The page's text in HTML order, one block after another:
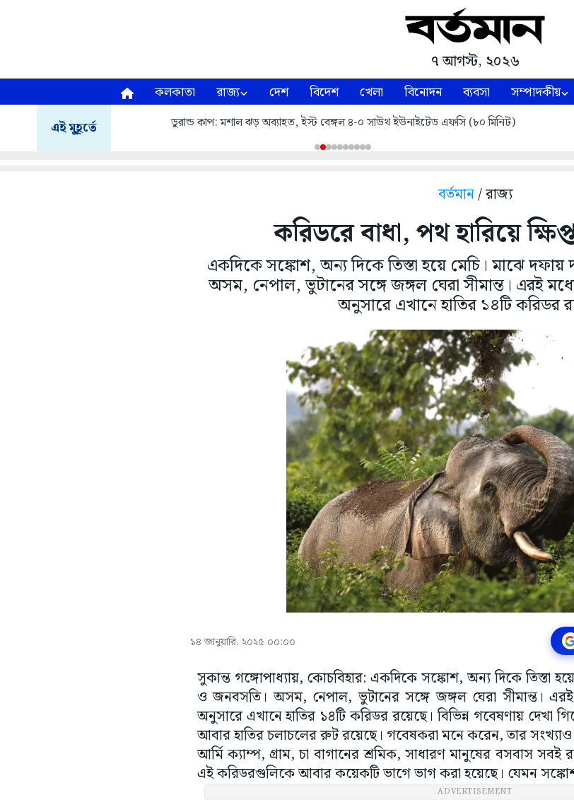
৭ আগস্ট, ২০২৬
কলকাতা রাজ্য দেশ বিদেশ খেলা বিনোদন ব্যবসা সম্পাদকীয়
এই মুহূর্তে ডুরান্ড কাপ: মশাল ঝড় অব্যাহত, ইস্ট বেঙ্গল ৪-০ সাউথ ইউনাইটেড এফসি (৮০ মিনিট)
বর্তমান/ রাজ্য
করিডরে বাধা, পথ হারিয়ে
একদিকে সঙ্কোশ, অন্য দিকে তিস্তা হয়ে মেচি। মাঝে
অসম, নেপাল, ভুটানের সঙ্গে জঙ্গল ঘেরা সীমান্ত। এরই
অনুসারে এখানে হাতির ১৪টি করিডর
১৪ জানুয়ারি, ২০২৫ ০০:০০
সুকান্ত গঙ্গোপাধ্যায়, কোচবিহার: একদিকে সঙ্কোশ, অন্য দিকে তিস্তা
ও জনবসতি। অসম, নেপাল, ভুটানের সঙ্গে জঙ্গল ঘেরা সীমান্ত।
অনুসারে এখানে হাতির ১৪টি করিডর রয়েছে। বিভিন্ন গবেষণায় দেখা
আবার হাতির চলাচলের রুট রয়েছে। গবেষকরা মনে করেন, তার সংখ্যাও
আর্মি ক্যাম্প, গ্রাম, চা বাগানের শ্রমিক, সাধারণ মানুষের বসবাস
এই করিডরগুলিকে আবার কয়েকটি ভাগে ভাগ করা হয়েছে। যেমন সঙ্কোশ-
ADVERTISEMENT